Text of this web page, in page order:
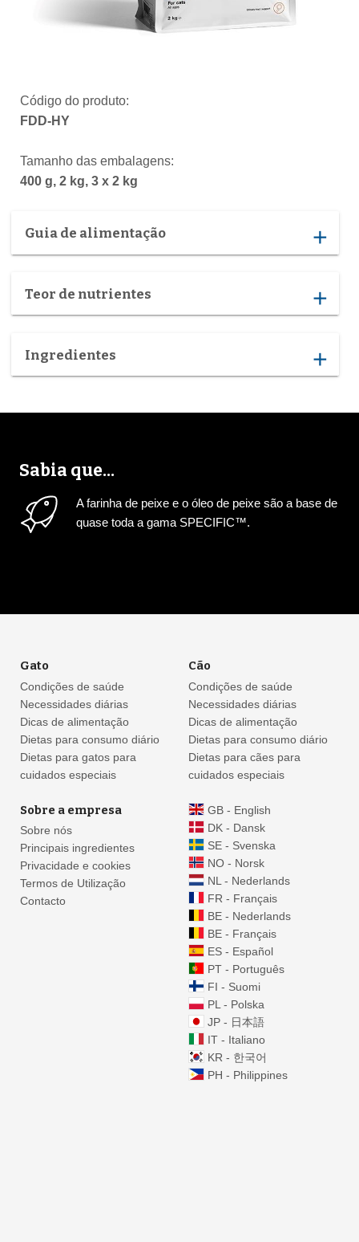
Código do produto:
FDD-HY
Tamanho das embalagens:
400 g, 2 kg, 3 x 2 kg
Guia de alimentação add
Teor de nutrientes add
Ingredientes add
Sabia que...
A farinha de peixe e o óleo de peixe são a base de
quase toda a gama SPECIFIC™.
Gato
Condições de saúde
Necessidades diárias
Dicas de alimentação
Dietas para consumo diário
Dietas para gatos para
cuidados especiais
Cão
Condições de saúde
Necessidades diárias
Dicas de alimentação
Dietas para consumo diário
Dietas para cães para
cuidados especiais
Sobre a empresa
Sobre nós
Principais ingredientes
Privacidade e cookies
Termos de Utilização
Contacto
GB - English
DK - Dansk
SE - Svenska
NO - Norsk
NL - Nederlands
FR - Français
BE - Nederlands
BE - Français
ES - Español
PT - Português
FI - Suomi
PL - Polska
JP - 日本語
IT - Italiano
KR - 한국어
PH - Philippines